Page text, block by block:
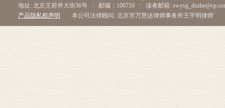
地址: 北京王府井大街36号
邮编：100710
读者邮箱:
产品隐私权声明
本公司法律顾问: 北京市万慧达律师事务所王宇明律师